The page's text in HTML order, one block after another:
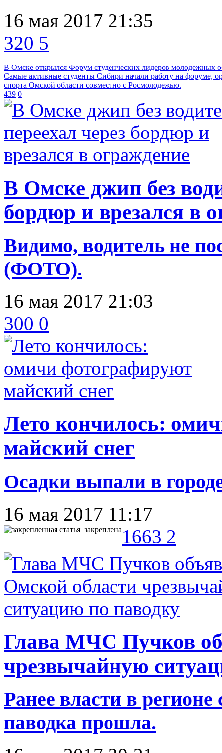
16 мая 2017 21:35
320 5
В Омске открылся Форум студенческих лидеров молодежных
Самые активные студенты Сибири начали работу на форуме,
спорта Омской области совместно с Росмолодежью.
439 0
В Омске джип без
бордюр и врезался в
Видимо, водитель не
(ФОТО).
16 мая 2017 21:03
300 0
Лето кончилось:
майский снег
Осадки выпали в
16 мая 2017 11:17
закреплена 1663 2
Глава МЧС Пучков
чрезвычайную
Ранее власти в
паводка прошла.